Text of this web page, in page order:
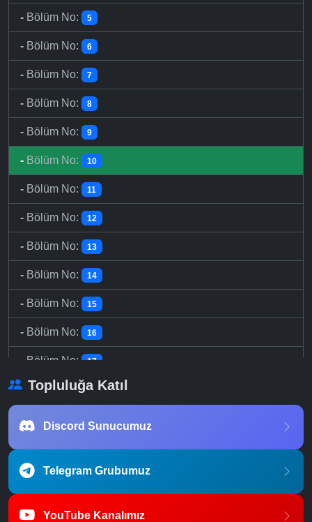
- Bölüm No: 5
- Bölüm No: 6
- Bölüm No: 7
- Bölüm No: 8
- Bölüm No: 9
- Bölüm No: 10
- Bölüm No: 11
- Bölüm No: 12
- Bölüm No: 13
- Bölüm No: 14
- Bölüm No: 15
- Bölüm No: 16
Bölüm No: 17
- Bölüm No: 18
- Bölüm No:
-Bölüm No: 21
Topluluğa Katıl
Discord Sunucumuz
Telegram Grubumuz
YouTube Kanalımız